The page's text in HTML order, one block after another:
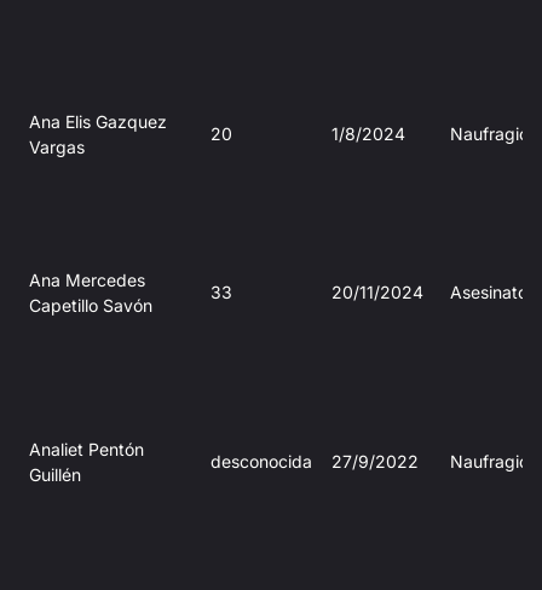
Ana Elis Gazquez
Vargas
20 1/8/2024 Naufragio
Ana Mercedes
Capetillo Savón
33 20/11/2024 Asesinato
Analiet Pentón
Guillén
desconocida 27/9/2022 Naufragio